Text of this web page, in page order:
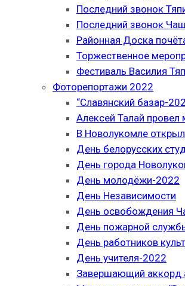
Последний звонок
Последний звонок
Районная Доска
Торжественное
Фестиваль Василия
Фоторепортажи 2022
“Славянский базар-
Алексей Талай
В Новолукомле
День белорусских
День города
День молодёжи-2022
День Независимости
День освобождения
День пожарной
День работников
День учителя-2022
Завершающий аккорд